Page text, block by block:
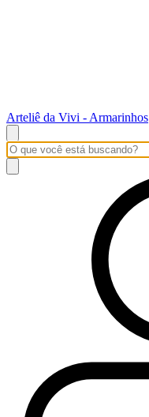
Arteliê da Vivi - Armarinhos